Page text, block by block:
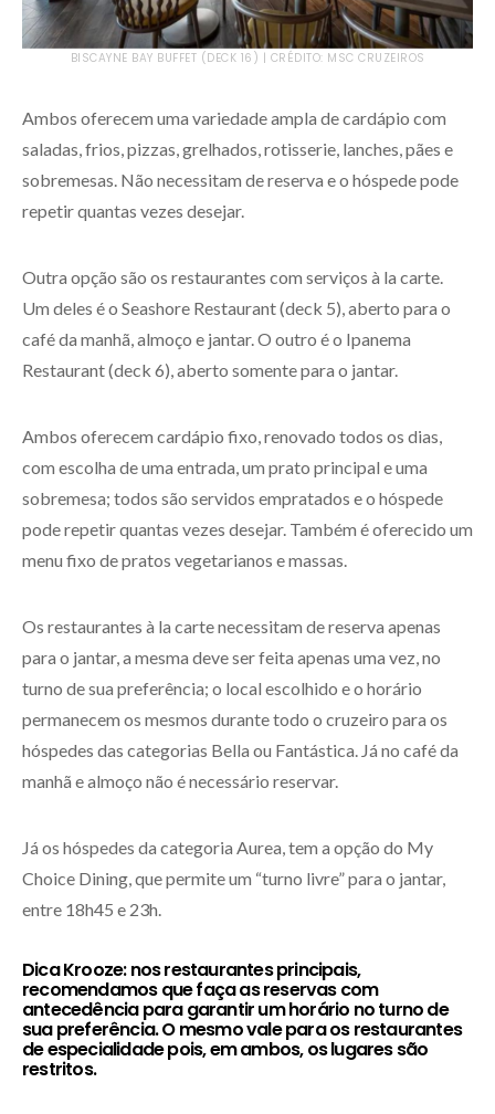
BISCAYNE BAY BUFFET (DECK 16) | CRÉDITO: MSC CRUZEIROS
Ambos oferecem uma variedade ampla de cardápio com
saladas, frios, pizzas, grelhados, rotisserie, lanches, pães e
sobremesas. Não necessitam de reserva e o hóspede pode
repetir quantas vezes desejar.
Outra opção são os restaurantes com serviços à la carte.
Um deles é o Seashore Restaurant (deck 5), aberto para o
café da manhã, almoço e jantar. O outro é o Ipanema
Restaurant (deck 6), aberto somente para o jantar.
Ambos oferecem cardápio fixo, renovado todos os dias,
com escolha de uma entrada, um prato principal e uma
sobremesa; todos são servidos empratados e o hóspede
pode repetir quantas vezes desejar. Também é oferecido um
menu fixo de pratos vegetarianos e massas.
Os restaurantes à la carte necessitam de reserva apenas
para o jantar, a mesma deve ser feita apenas uma vez, no
turno de sua preferência; o local escolhido e o horário
permanecem os mesmos durante todo o cruzeiro para os
hóspedes das categorias Bella ou Fantástica. Já no café da
manhã e almoço não é necessário reservar.
Já os hóspedes da categoria Aurea, tem a opção do My
Choice Dining, que permite um “turno livre” para o jantar,
entre 18h45 e 23h.
Dica Krooze: nos restaurantes principais,
recomendamos que faça as reservas com
antecedência para garantir um horário no turno de
sua preferência. O mesmo vale para os restaurantes
de especialidade pois, em ambos, os lugares são
restritos.